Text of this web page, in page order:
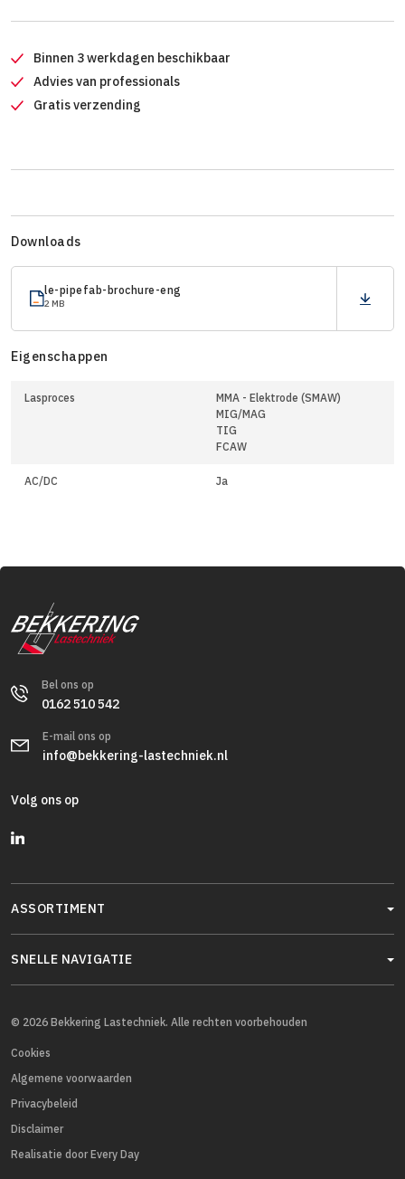
Binnen 3 werkdagen beschikbaar
Advies van professionals
Gratis verzending
Downloads
le-pipefab-brochure-eng
2 MB
Eigenschappen
Lasproces
MMA - Elektrode (SMAW)
MIG/MAG
TIG
FCAW
AC/DC Ja
Bel ons op
0162 510 542
E-mail ons op
info@bekkering-lastechniek.nl
Volg ons op
ASSORTIMENT
SNELLE NAVIGATIE
© 2026 Bekkering Lastechniek. Alle rechten voorbehouden
Cookies
Algemene voorwaarden
Privacybeleid
Disclaimer
Realisatie door Every Day